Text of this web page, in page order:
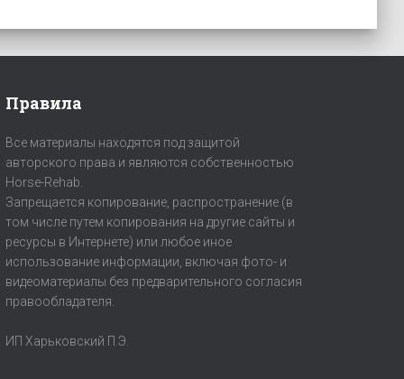
Правила
Все материалы находятся под защитой
авторского права и являются собственностью
Horse-Rehab.
Запрещается копирование, распространение (в
том числе путем копирования на другие сайты и
ресурсы в Интернете) или любое иное
использование информации, включая фото- и
видеоматериалы без предварительного согласия
правообладателя.
ИП Харьковский П.Э.